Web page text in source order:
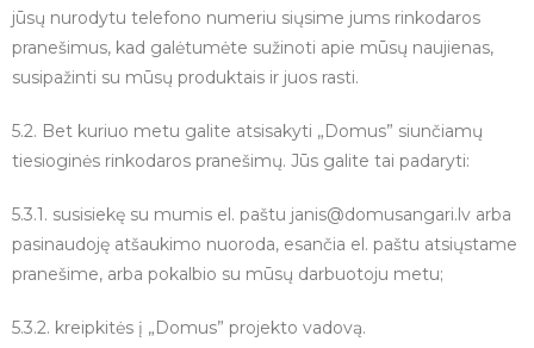
jūsų nurodytu telefono numeriu siųsime jums rinkodaros
pranešimus, kad galėtumėte sužinoti apie mūsų naujienas,
susipažinti su mūsų produktais ir juos rasti.
5.2. Bet kuriuo metu galite atsisakyti „Domus” siunčiamų
tiesioginės rinkodaros pranešimų. Jūs galite tai padaryti:
5.3.1. susisiekę su mumis el. paštu janis@domusangari.lv arba
pasinaudoję atšaukimo nuoroda, esančia el. paštu atsiųstame
pranešime, arba pokalbio su mūsų darbuotoju metu;
5.3.2. kreipkitės į „Domus” projekto vadovą.